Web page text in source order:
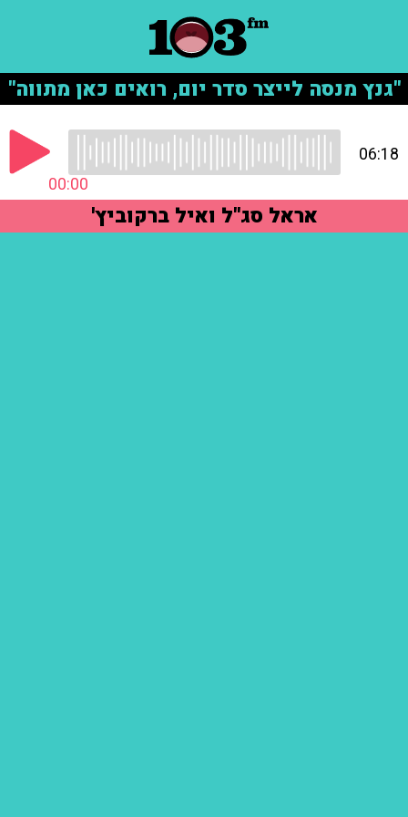
"גנץ מנסה לייצר סדר יום, רואים כאן מתווה"
00:00
06:18
אראל סג"ל ואיל ברקוביץ'